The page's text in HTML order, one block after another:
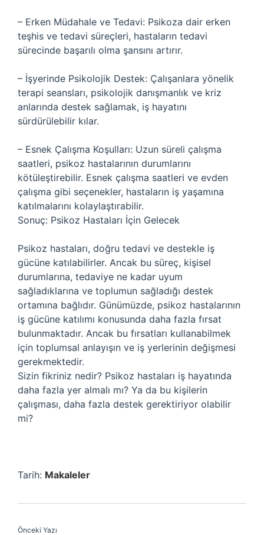
– Erken Müdahale ve Tedavi: Psikoza dair erken
teşhis ve tedavi süreçleri, hastaların tedavi
sürecinde başarılı olma şansını artırır.
– İşyerinde Psikolojik Destek: Çalışanlara yönelik
terapi seansları, psikolojik danışmanlık ve kriz
anlarında destek sağlamak, iş hayatını
sürdürülebilir kılar.
– Esnek Çalışma Koşulları: Uzun süreli çalışma
saatleri, psikoz hastalarının durumlarını
kötüleştirebilir. Esnek çalışma saatleri ve evden
çalışma gibi seçenekler, hastaların iş yaşamına
katılmalarını kolaylaştırabilir.
Sonuç: Psikoz Hastaları İçin Gelecek
Psikoz hastaları, doğru tedavi ve destekle iş
gücüne katılabilirler. Ancak bu süreç, kişisel
durumlarına, tedaviye ne kadar uyum
sağladıklarına ve toplumun sağladığı destek
ortamına bağlıdır. Günümüzde, psikoz hastalarının
iş gücüne katılımı konusunda daha fazla fırsat
bulunmaktadır. Ancak bu fırsatları kullanabilmek
için toplumsal anlayışın ve iş yerlerinin değişmesi
gerekmektedir.
Sizin fikriniz nedir? Psikoz hastaları iş hayatında
daha fazla yer almalı mı? Ya da bu kişilerin
çalışması, daha fazla destek gerektiriyor olabilir
mi?
Tarih: Makaleler
Önceki Yazı